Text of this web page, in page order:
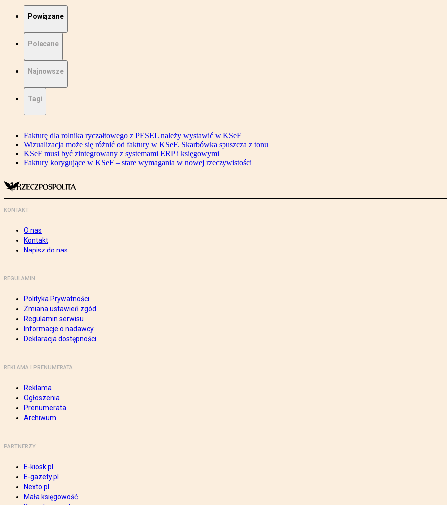
Powiązane
Polecane
Najnowsze
Tagi
Fakturę dla rolnika ryczałtowego z PESEL należy wystawić w KSeF
Wizualizacja może się różnić od faktury w KSeF. Skarbówka spuszcza z tonu
KSeF musi być zintegrowany z systemami ERP i księgowymi
Faktury korygujące w KSeF – stare wymagania w nowej rzeczywistości
KONTAKT
O nas
Kontakt
Napisz do nas
REGULAMIN
Polityka Prywatności
Zmiana ustawień zgód
Regulamin serwisu
Informacje o nadawcy
Deklaracja dostępności
REKLAMA I PRENUMERATA
Reklama
Ogłoszenia
Prenumerata
Archiwum
PARTNERZY
E-kiosk.pl
E-gazety.pl
Nexto.pl
Mała księgowość